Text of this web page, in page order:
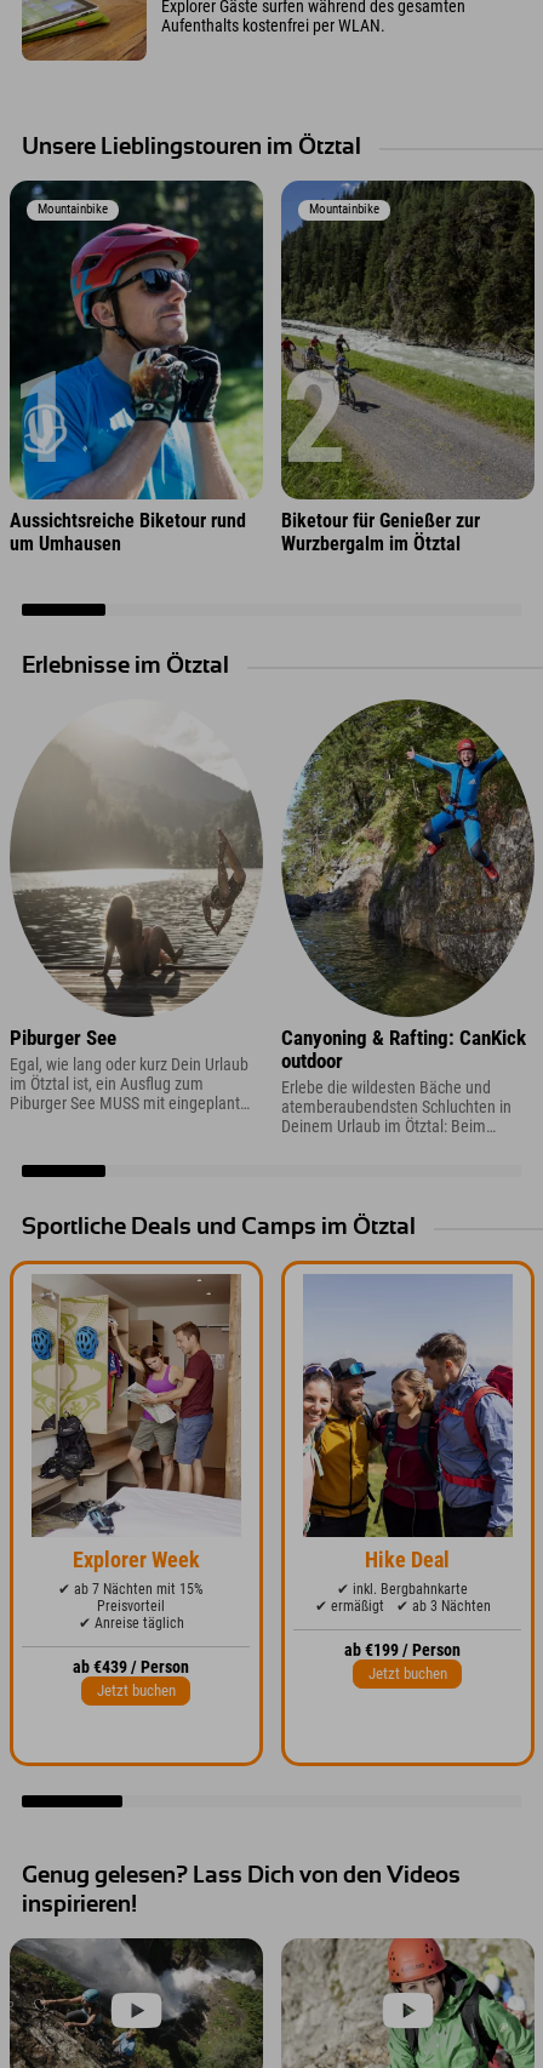
Explorer Gäste surfen während des gesamten
Aufenthalts kostenfrei per WLAN.
Unsere Lieblingstouren im Ötztal
1
Mountainbike
Aussichtsreiche Biketour rund
um Umhausen
2
Mountainbike
Biketour für Genießer zur
Wurzbergalm im Ötztal
Erlebnisse im Ötztal
Piburger See
Egal, wie lang oder kurz Dein Urlaub
im Ötztal ist, ein Ausflug zum
Piburger See MUSS mit eingeplant
einer der wärmsten Badeseen Tirols
und sieht einfach so so schön aus.
Canyoning & Rafting: CanKick
outdoor
Erlebe die wildesten Bäche und
atemberaubendsten Schluchten in
Deinem Urlaub im Ötztal: Beim
Sportliche Deals und Camps im Ötztal
Explorer Week
✔ ab 7 Nächten mit 15%
Preisvorteil
✔ Anreise täglich
ab €439 / Person
Jetzt buchen
Hike Deal
✔ inkl. Bergbahnkarte
✔ ermäßigt
✔ ab 3 Nächten
ab €199 / Person
Jetzt buchen
Genug gelesen? Lass Dich von den Videos
inspirieren!